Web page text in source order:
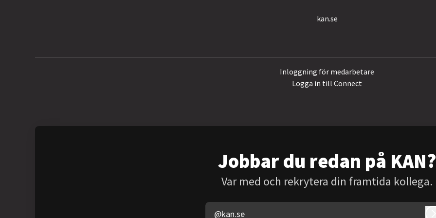
kan.se
Inloggning för medarbetare
Logga in till Connect
Jobbar du redan på KAN?
Var med och rekrytera din framtida kollega.
@kan.se